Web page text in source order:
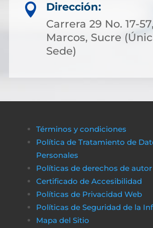

Dirección:
Carrera 29 No. 17-
Marcos, Sucre
Sede)
Términos y condiciones
Política de Tratamiento de
Personales
Políticas de derechos de autor
Certificado de Accesibilidad
Políticas de Privacidad Web
Políticas de Seguridad de la
Mapa del Sitio